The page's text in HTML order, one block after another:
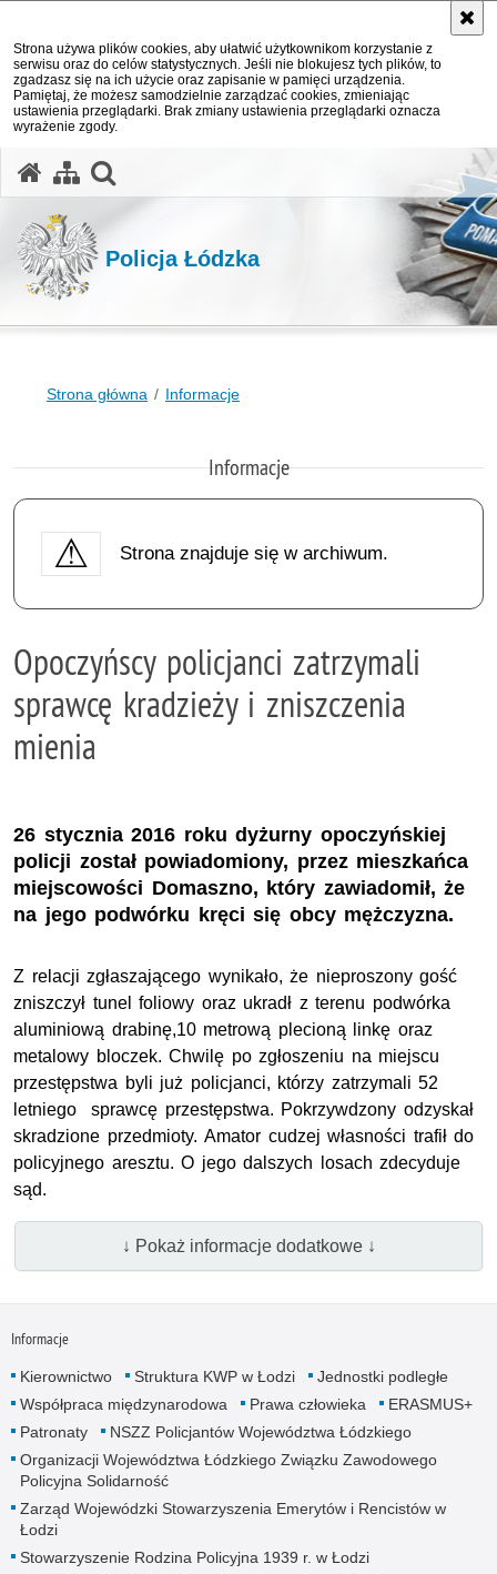
Strona używa plików cookies, aby ułatwić użytkownikom korzystanie z
serwisu oraz do celów statystycznych. Jeśli nie blokujesz tych plików, to
zgadzasz się na ich użycie oraz zapisanie w pamięci urządzenia.
Pamiętaj, że możesz samodzielnie zarządzać cookies, zmieniając
ustawienia przeglądarki. Brak zmiany ustawienia przeglądarki oznacza
wyrażenie zgody.
Policja Łódzka
Strona główna Informacje
Informacje
Strona znajduje się w archiwum.
Opoczyńscy policjanci zatrzymali
sprawcę kradzieży i zniszczenia
mienia
26 stycznia 2016 roku dyżurny opoczyńskiej
policji został powiadomiony, przez mieszkańca
miejscowości Domaszno, który zawiadomił, że
na jego podwórku kręci się obcy mężczyzna.
Z relacji zgłaszającego wynikało, że nieproszony gość
zniszczył tunel foliowy oraz ukradł z terenu podwórka
aluminiową drabinę,10 metrową plecioną linkę oraz
metalowy bloczek. Chwilę po zgłoszeniu na miejscu
przestępstwa byli już policjanci, którzy zatrzymali 52
letniego sprawcę przestępstwa. Pokrzywdzony odzyskał
skradzione przedmioty. Amator cudzej własności trafił do
policyjnego aresztu. O jego dalszych losach zdecyduje
sąd.
↓ Pokaż informacje dodatkowe ↓
Informacje
Kierownictwo Struktura KWP w Łodzi
Jednostki podległe
Współpraca międzynarodowa
Prawa człowieka
ERASMUS+
Patronaty
NSZZ Policjantów Województwa Łódzkiego
Organizacji Województwa Łódzkiego Związku Zawodowego
Policyjna Solidarność
Zarząd Wojewódzki Stowarzyszenia Emerytów i Rencistów w
Łodzi
Stowarzyszenie Rodzina Policyjna 1939 r. w Łodzi